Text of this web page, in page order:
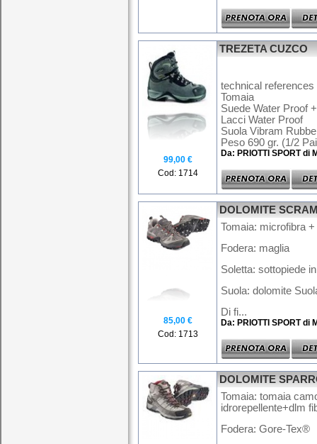
99,00 €
Cod: 1714
TREZETA CUZCO
technical references
Tomaia
Suede Water Proof
Lacci Water Proof
Suola Vibram
Peso 690 gr. (1/2
Da: PRIOTTI SPORT di
85,00 €
Cod: 1713
DOLOMITE
Tomaia: microfibra
Fodera: maglia
Soletta: sottopiede
Suola: dolomite
Di fi...
Da: PRIOTTI SPORT di
DOLOMITE
Tomaia: tomaia
idrorepellente+dlm
Fodera: Gore-Tex®